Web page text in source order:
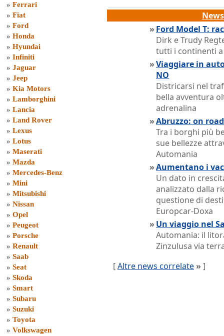
» Ferrari
» Fiat
» Ford
» Honda
» Hyundai
» Infiniti
» Jaguar
» Jeep
» Kia Motors
» Lamborghini
» Lancia
» Land Rover
» Lexus
» Lotus
» Maserati
» Mazda
» Mercedes-Benz
» Mini
» Mitsubishi
» Nissan
» Opel
» Peugeot
» Porsche
» Renault
» Saab
» Seat
» Skoda
» Smart
» Subaru
» Suzuki
» Toyota
» Volkswagen
» Ford Model T:
Dirk e Trudy
tutti i continenti
»Viaggiare in
NO
Districarsi nel
bella avventura
adrenalina
»Abruzzo: on
Tra i borghi più
sue bellezze
Automania
»Aumentano i
Un dato in
analizzato dalla
questione di
Europcar-Doxa
» Un viaggio nel
Automania: il
Zinzulusa via
[Altre news correlate » ]